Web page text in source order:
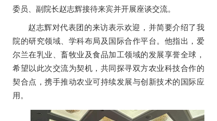
委员、副院长赵志辉接待来宾并开展座谈交流。
赵志辉对代表团的来访表示欢迎，并简要介绍了我
院的研究领域、学科布局及国际合作平台。他指出，爱
尔兰在乳业、畜牧业及食品加工领域的发展享誉全球，
希望以此次交流为契机，共同探寻双方农业科技合作的
契合点，携手推动农业可持续发展与创新技术的国际应
用。